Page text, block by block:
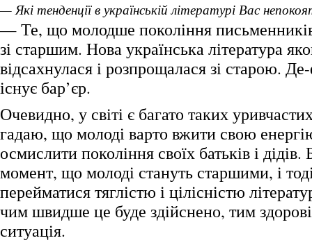
— Які тенденції в українській літературі Вас
— Те, що молодше покоління
зі старшим. Нова українська література
відсахнулася і розпрощалася зі старою.
існує бар’єр.
Очевидно, у світі є багато таких
гадаю, що молоді варто вжити свою
осмислити покоління своїх батьків і
момент, що молоді стануть старшими, і
перейматися тяглістю і цілісністю
чим швидше це буде здійснено, тим
ситуація.